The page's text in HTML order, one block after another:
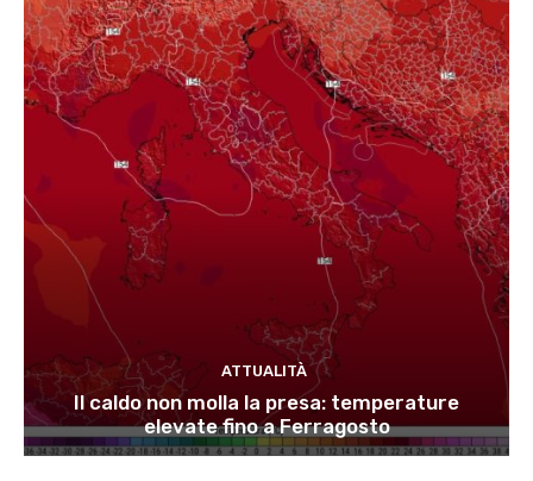
ATTUALITÀ
Il caldo non molla la presa: temperature
elevate fino a Ferragosto